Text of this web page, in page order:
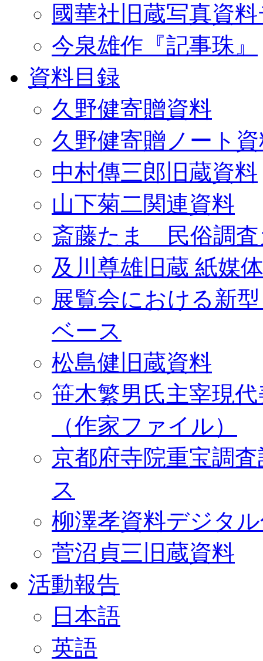
國華社旧蔵写真資
今泉雄作『記事珠』
資料目録
久野健寄贈資料
久野健寄贈ノート
中村傳三郎旧蔵資料
山下菊二関連資料
斎藤たま 民俗調査
及川尊雄旧蔵 紙媒
展覧会における新
ベース
松島健旧蔵資料
笹木繁男氏主宰現
（作家ファイル）
京都府寺院重宝調
ス
柳澤孝資料デジタ
菅沼貞三旧蔵資料
活動報告
日本語
英語